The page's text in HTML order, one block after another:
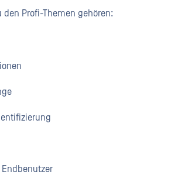
den Profi-Themen gehören: